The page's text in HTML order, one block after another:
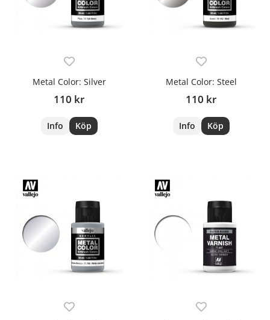
Metal Color: Silver
110 kr
Info Köp
Metal Color: Steel
110 kr
Info Köp